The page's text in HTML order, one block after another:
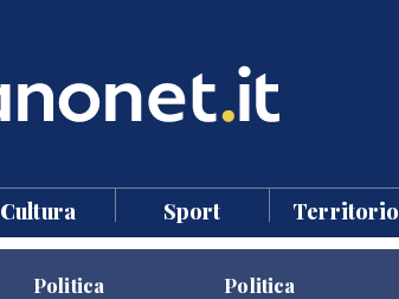
Cultura Sport Territorio
Politica Politica